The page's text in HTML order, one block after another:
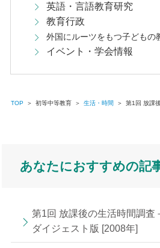
英語・言語教育研究
教育行政
外国にルーツをもつ子どもの
イベント・学会情報
TOP ＞ 初等中等教育 ＞ 生活・時間 ＞ 第1回 放課
あなたにおすすめの記
第1回 放課後の生活時間調査
ダイジェスト版 [2008年]